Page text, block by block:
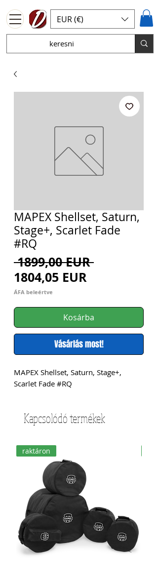
EUR (€)
MAPEX Shellset, Saturn,
Stage+, Scarlet Fade
#RQ
1899,00 EUR Szokásos
1804,05 EUR
ÁFA beleértve
Kosárba
Vásárlás most!
MAPEX Shellset, Saturn, Stage+,
Scarlet Fade #RQ
Kapcsolódó termékek
raktáron